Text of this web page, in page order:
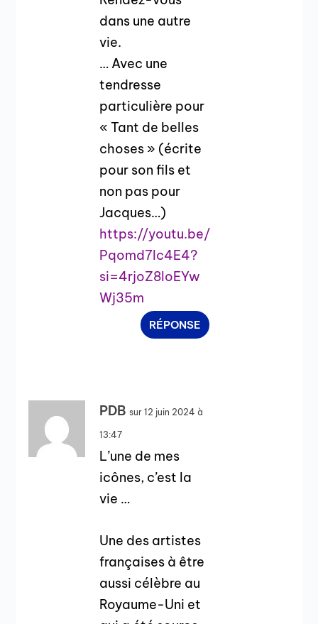
dans une autre
vie.
… Avec une
tendresse
particulière pour
« Tant de belles
choses » (écrite
pour son fils et
non pas pour
Jacques…)
https://youtu.be/
Pqomd7Ic4E4?
si=4rjoZ8loEYw
Wj35m
RÉPONSE
PDB sur 12 juin 2024 à
13:47
L’une de mes
icônes, c’est la
vie …
Une des artistes
françaises à être
aussi célèbre au
Royaume-Uni et